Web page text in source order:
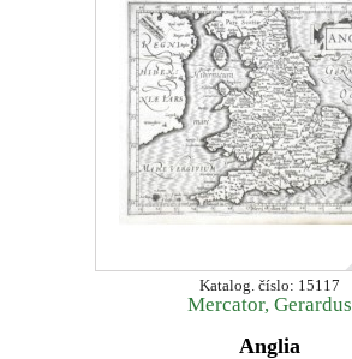
Katalog. číslo: 15117
Mercator, Gerardus
Anglia